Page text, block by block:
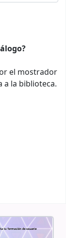
el mostrador
a la biblioteca.